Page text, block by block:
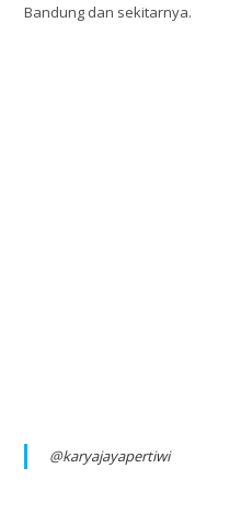
Bandung dan sekitarnya.
@karyajayapertiwi